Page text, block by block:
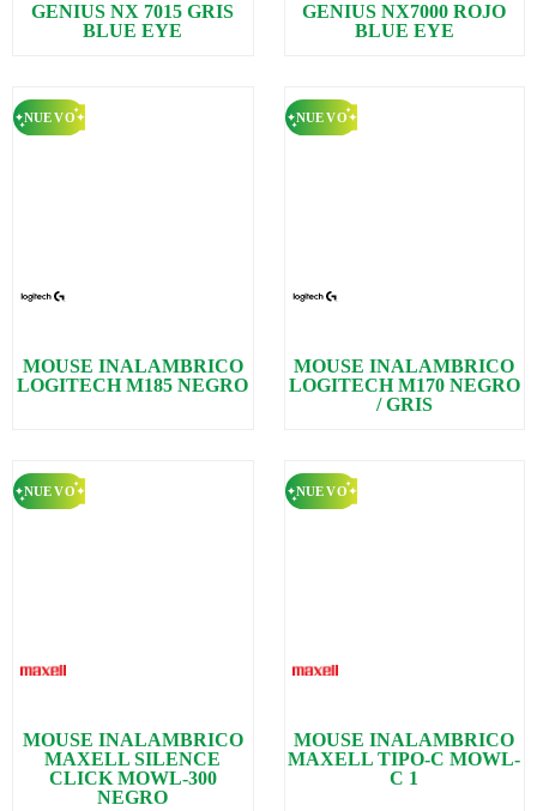
GENIUS NX 7015 GRIS
BLUE EYE
GENIUS NX7000 ROJO
BLUE EYE
MOUSE INALAMBRICO
LOGITECH M185 NEGRO
MOUSE INALAMBRICO
LOGITECH M170 NEGRO
/ GRIS
MOUSE INALAMBRICO
MAXELL SILENCE
CLICK MOWL-300
NEGRO
MOUSE INALAMBRICO
MAXELL TIPO-C MOWL-
C 1